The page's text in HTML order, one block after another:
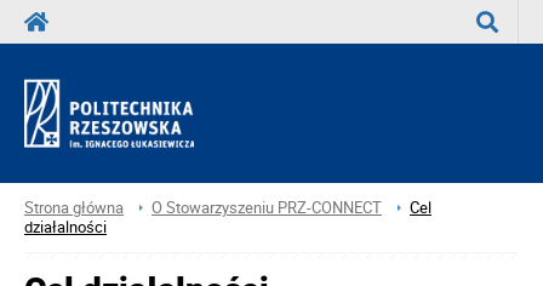
Strona główna O Stowarzyszeniu PRZ-CONNECT
Cel
działalności